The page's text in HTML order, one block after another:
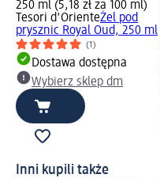
250 ml (5,18 zł za 100 ml)
Tesori d'OrienteŻel pod
prysznic Royal Oud, 250 ml
(1)
Dostawa dostępna
Wybierz sklep dm
Inni kupili także